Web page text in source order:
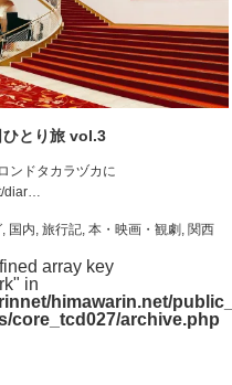
ひとり旅 vol.3
ンドタカラヅカに
diar…
, 国内, 旅行記, 本・映画・観劇 , 関西
array key
in
himawarin.net/
core_tcd027/archive.php